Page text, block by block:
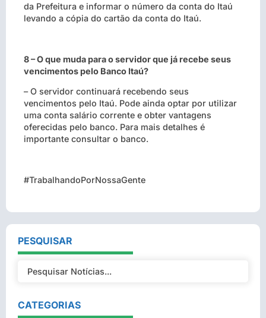
da Prefeitura e informar o número da conta do Itaú
levando a cópia do cartão da conta do Itaú.
8 – O que muda para o servidor que já recebe seus
vencimentos pelo Banco Itaú?
– O servidor continuará recebendo seus
vencimentos pelo Itaú. Pode ainda optar por utilizar
uma conta salário corrente e obter vantagens
oferecidas pelo banco. Para mais detalhes é
importante consultar o banco.
#TrabalhandoPorNossaGente
PESQUISAR
CATEGORIAS